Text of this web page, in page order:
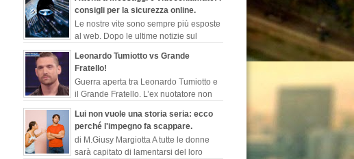
Bartali, sempre più l...
consigli per la sicurezza online.
Le nostre vite sono sempre più esposte
al web. Dopo le ultime notizie sul
spionaggio degli Stati Uniti rivelate ...
Leonardo Tumiotto vs Grande
Fratello!
Guerra aperta tra Leonardo Tumiotto e
il Grande Fratello. L’ex nuotatore non
sulla trasmissione di canale...
Lui non vuole una storia seria: ecco
perché l'impegno fa scappare.
di M.Giusy Margiotta A tutte le donne
sarà capitato di lamentarsi del loro